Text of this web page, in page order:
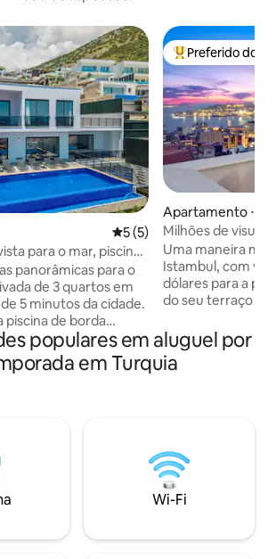
5 de uma avaliação média
5 (5)
para o mar, piscina
panorâmicas para o
de 3 quartos em
5 minutos da cidade.
de borda
10 m, terraços para
de
ao ar livre,
lavar roupa e mesa de
os quartos têm
incluindo um quarto
com jacuzzi e varanda.
Entre os
Preferido dos
Apartamento ⋅
Milhões de
terraço privado,
Uma maneira
Istambul, com
dólares para a
do seu terraço
cobertura muito
um elegante
do século XIX
residente da rua
área boêmia,
e restaurantes a
distância.
populares em aluguel por
em Turquia
Wi-Fi